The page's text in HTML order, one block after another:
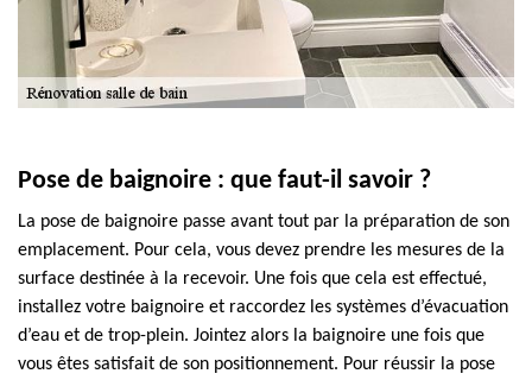
Pose de baignoire : que faut-il savoir ?
La pose de baignoire passe avant tout par la préparation de son
emplacement. Pour cela, vous devez prendre les mesures de la
surface destinée à la recevoir. Une fois que cela est effectué,
installez votre baignoire et raccordez les systèmes d’évacuation
d’eau et de trop-plein. Jointez alors la baignoire une fois que
vous êtes satisfait de son positionnement. Pour réussir la pose